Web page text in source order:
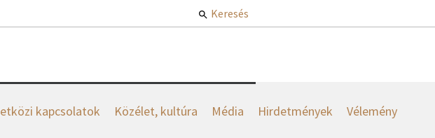
Keresés
kapcsolatok Közélet, kultúra Média Hirdetmények Vélemény